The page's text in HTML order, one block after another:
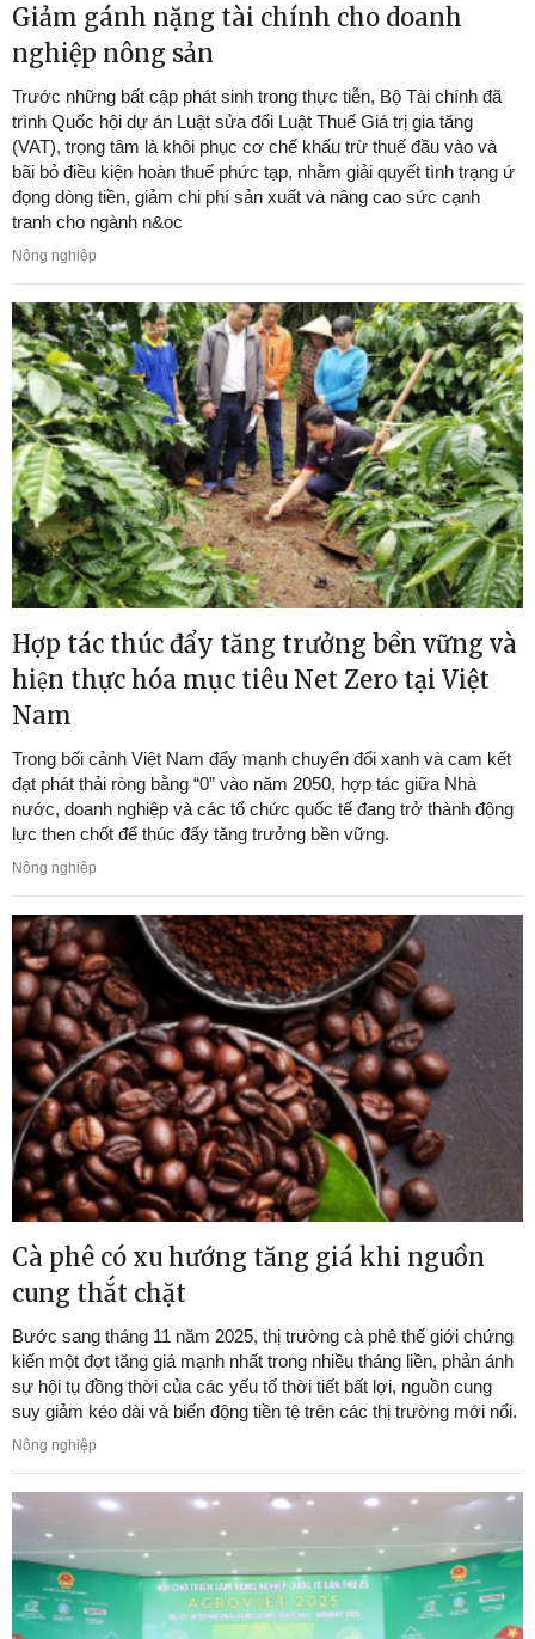
Giảm gánh nặng tài chính cho doanh
nghiệp nông sản
Trước những bất cập phát sinh trong thực tiễn, Bộ Tài chính đã
trình Quốc hội dự án Luật sửa đổi Luật Thuế Giá trị gia tăng
(VAT), trọng tâm là khôi phục cơ chế khấu trừ thuế đầu vào và
bãi bỏ điều kiện hoàn thuế phức tạp, nhằm giải quyết tình trạng ứ
đọng dòng tiền, giảm chi phí sản xuất và nâng cao sức cạnh
tranh cho ngành n&oc
Nông nghiệp
Hợp tác thúc đẩy tăng trưởng bền vững và
hiện thực hóa mục tiêu Net Zero tại Việt
Nam
Trong bối cảnh Việt Nam đẩy mạnh chuyển đổi xanh và cam kết
đạt phát thải ròng bằng “0” vào năm 2050, hợp tác giữa Nhà
nước, doanh nghiệp và các tổ chức quốc tế đang trở thành động
lực then chốt để thúc đẩy tăng trưởng bền vững.
Nông nghiệp
Cà phê có xu hướng tăng giá khi nguồn
cung thắt chặt
Bước sang tháng 11 năm 2025, thị trường cà phê thế giới chứng
kiến một đợt tăng giá mạnh nhất trong nhiều tháng liền, phản ánh
sự hội tụ đồng thời của các yếu tố thời tiết bất lợi, nguồn cung
suy giảm kéo dài và biến động tiền tệ trên các thị trường mới nổi.
Nông nghiệp